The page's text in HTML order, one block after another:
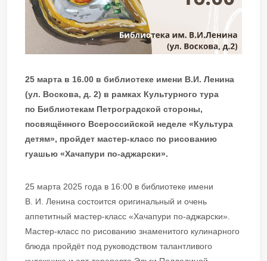
25 марта в 16.00 в библиотеке имени В.И. Ленина
(ул. Воскова, д. 2) в рамках Культурного тура
по Библиотекам Петроградской стороны,
посвящённого Всероссийской неделе «Культура
детям», пройдет мастер-класс по рисованию
гуашью «Хачапури по-аджарски».
25 марта 2025 года в 16:00 в библиотеке имени
В. И. Ленина состоится оригинальный и очень
аппетитный мастер-класс «Хачапури по-аджарски».
Мастер-класс по рисованию знаменитого кулинарного
блюда пройдёт под руководством талантливого